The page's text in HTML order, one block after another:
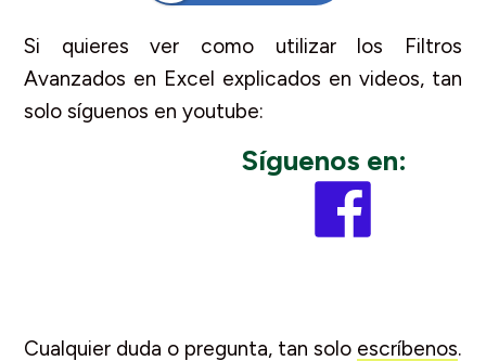
Si quieres ver como utilizar los Filtros
Avanzados en Excel explicados en videos, tan
solo síguenos en youtube:
Síguenos en:
Cualquier duda o pregunta, tan solo escríbenos.